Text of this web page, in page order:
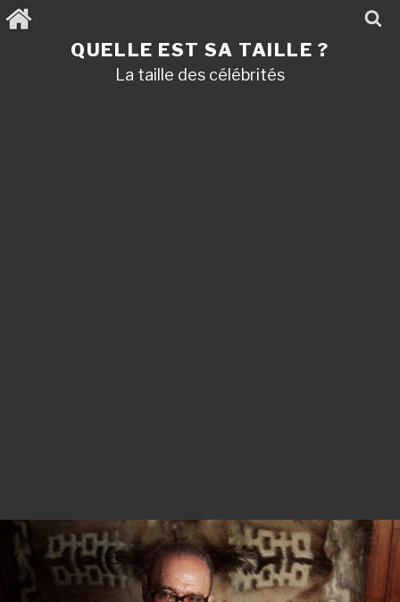
Aller
au
QUELLE EST SA TAILLE ?
La taille des célébrités